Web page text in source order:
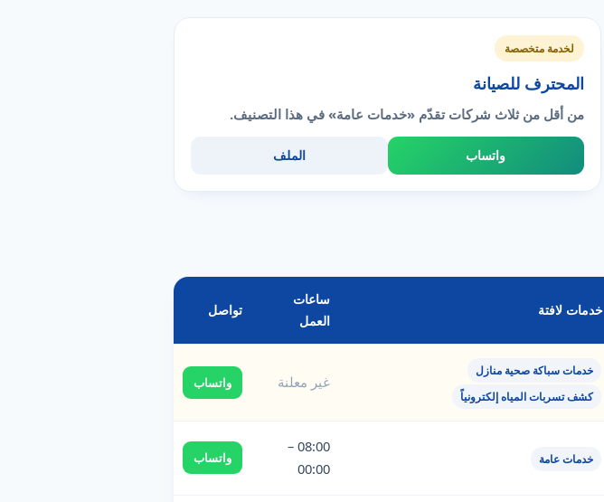
لخدمة متخصصة
المحترف للصيانة
من أقل من ثلاث شركات تقدّم «خدمات عامة» في هذا التصنيف.
واتساب الملف
خدمات لافتة
ساعات
العمل
تواصل
خدمات سباكة صحية منازل
كشف تسربات المياه إلكترونياً
غير معلنة واتساب
خدمات عامة
08:00 –
00:00
واتساب